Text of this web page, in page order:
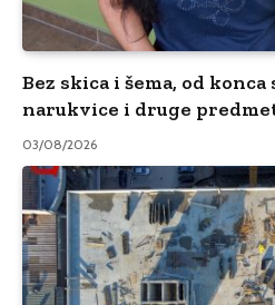
Bez skica i šema, od
narukvice i druge
03/08/2026